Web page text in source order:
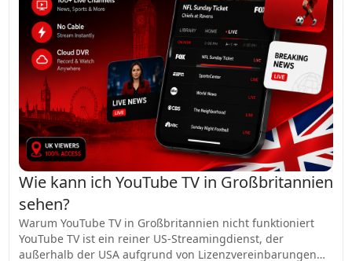
Wie kann ich YouTube TV in Großbritannien
sehen?
Warum YouTube TV in Großbritannien nicht funktioniert
YouTube TV ist ein reiner US-Streamingdienst, der
außerhalb der USA aufgrund von Lizenzvereinbarungen